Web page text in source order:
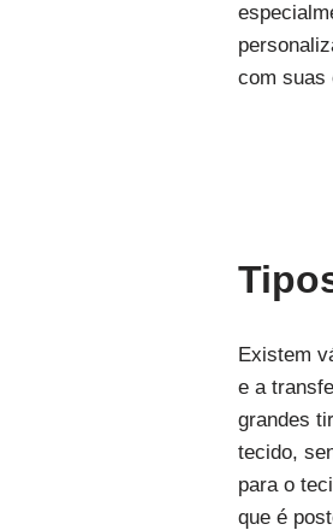
com suas
Existem
e a
grandes
tecido,
para o
que é